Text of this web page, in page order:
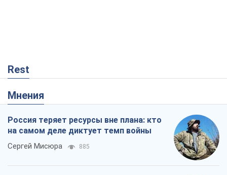
Rest
Мнения
Россия теряет ресурсы вне плана: кто
на самом деле диктует темп войны
Сергей Мисюра 885